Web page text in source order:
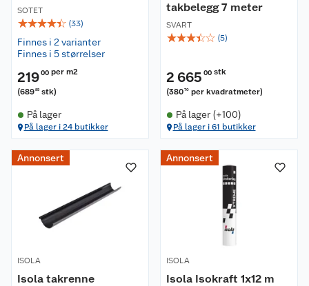
SOTET
☆☆☆☆☆ (33)
Finnes i 2 varianter
Finnes i 5 størrelser
21900 per m2
(68985 stk)
På lager
På lager i 24 butikker
takbelegg 7 meter
SVART
☆☆☆☆☆ (5)
2 665 00 stk
(38070 per kvadratmeter)
På lager (+100)
På lager i 61 butikker
Annonsert
ISOLA
Isola takrenne
Annonsert
ISOLA
Isola Isokraft 1x12 m